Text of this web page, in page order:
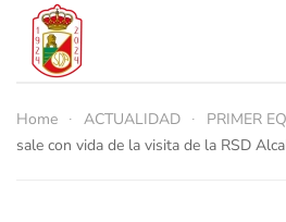
Skip to main content
Home ACTUALIDAD PRIMER
sale con vida de la visita de la RSD